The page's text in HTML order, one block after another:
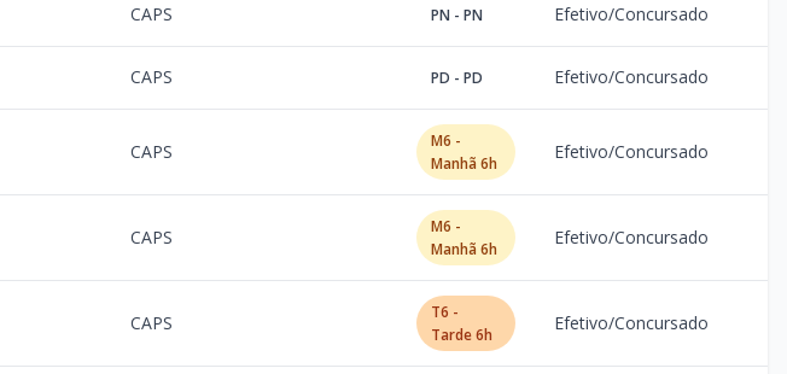
CAPS PN - PN Efetivo/Concursado
CAPS PD - PD Efetivo/Concursado
CAPS
M6 -
Manhã 6h
Efetivo/Concursado
CAPS
M6 -
Manhã 6h
Efetivo/Concursado
CAPS
T6 -
Tarde 6h
Efetivo/Concursado